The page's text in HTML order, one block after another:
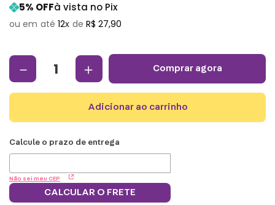
5% OFFà vista no Pix
12 R$ 27,90
＋
－ comprar agora
adicionar ao carrinho
Não sei meu CEP
CALCULAR O FRETE